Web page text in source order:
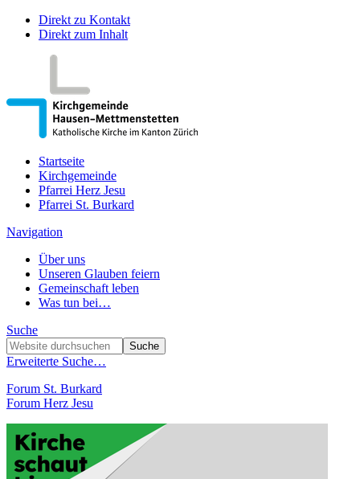
Direkt zu Kontakt
Direkt zum Inhalt
Startseite
Kirchgemeinde
Pfarrei Herz Jesu
Pfarrei St. Burkard
Navigation
Über uns
Unseren Glauben feiern
Gemeinschaft leben
Was tun bei…
Suche
Erweiterte Suche…
Forum St. Burkard
Forum Herz Jesu